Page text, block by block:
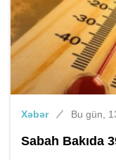
Xəbər Bu gün,
Sabah Bakıda